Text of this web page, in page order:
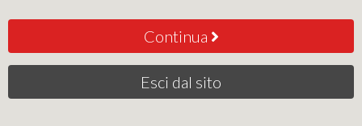
Continua
Esci dal sito